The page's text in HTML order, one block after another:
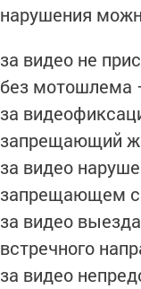
нарушения
за видео не
без мотошлема
за
запрещающий
за видео
запрещающем
за видео
встречного
за видео